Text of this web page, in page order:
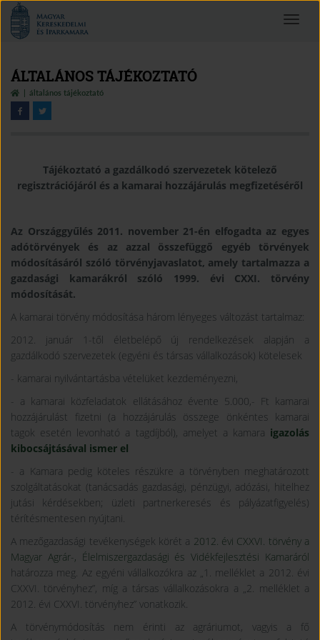
Magyar
Kereskedelmi
és
Toggle
ÁLTALÁNOS TÁJÉKOZTATÓ
általános tájékoztató
Tájékoztató a gazdálkodó szervezetek kötelező
regisztrációjáról és a kamarai hozzájárulás megfizetéséről
Az Országgyűlés 2011. november 21-én elfogadta az egyes
adótörvények és az azzal összefüggő egyéb törvények
módosításáról szóló törvényjavaslatot, amely tartalmazza a
gazdasági kamarákról szóló 1999. évi CXXI. törvény
módosítását.
A kamarai törvény módosítása három lényeges változást tartalmaz:
2012. január 1-től életbelépő új rendelkezések alapján a
gazdálkodó szervezetek (egyéni és társas vállalkozások) kötelesek
- kamarai nyilvántartásba vételüket kezdeményezni,
- a kamarai közfeladatok ellátásához évente 5.000,- Ft kamarai
hozzájárulást fizetni (a hozzájárulás összege önkéntes kamarai
tagok esetén levonható a tagdíjból), amelyet a kamara igazolás
kibocsájtásával ismer el
- a Kamara pedig köteles részükre a törvényben meghatározott
szolgáltatásokat (tanácsadás gazdasági, pénzügyi, adózási, hitelhez
jutási kérdésekben; üzleti partnerkeresés és pályázatfigyelés)
térítésmentesen nyújtani.
A mezőgazdasági tevékenységek körét a 2012. évi CXXVI. törvény a
Magyar Agrár-, Élelmiszergazdasági és Vidékfejlesztési Kamaráról
határozza meg. Az egyéni vállalkozókra az „1. melléklet a 2012. évi
CXXVI. törvényhez”, míg a társas vállalkozásokra a „2. melléklet a
2012. évi CXXVI. törvényhez” vonatkozik.
A törvénymódosítás nem érinti az agráriumot, vagyis a fő